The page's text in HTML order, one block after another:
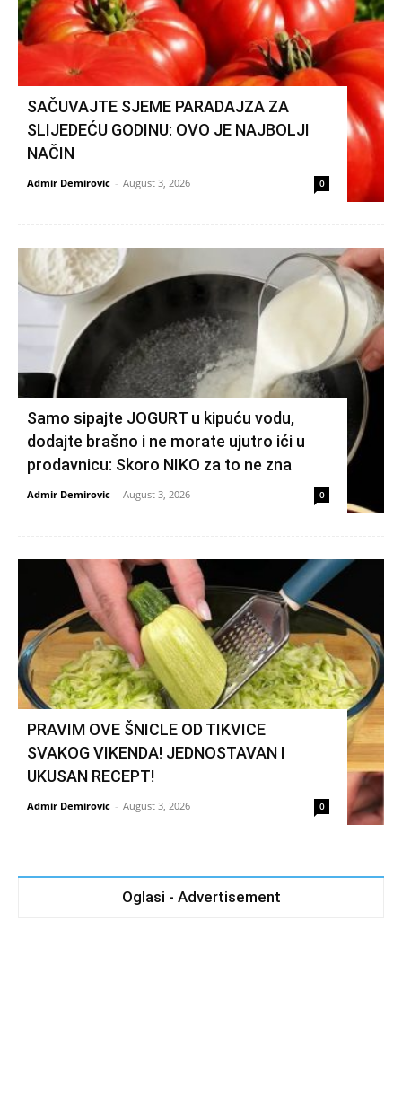
SAČUVAJTE SJEME PARADAJZA ZA
SLIJEDEĆU GODINU: OVO JE NAJBOLJI
NAČIN
Admir Demirovic - August 3, 2026 0
Samo sipajte JOGURT u kipuću vodu,
dodajte brašno i ne morate ujutro ići u
prodavnicu: Skoro NIKO za to ne zna
Admir Demirovic - August 3, 2026 0
PRAVIM OVE ŠNICLE OD TIKVICE
SVAKOG VIKENDA! JEDNOSTAVAN I
UKUSAN RECEPT!
Admir Demirovic - August 3, 2026 0
Oglasi - Advertisement